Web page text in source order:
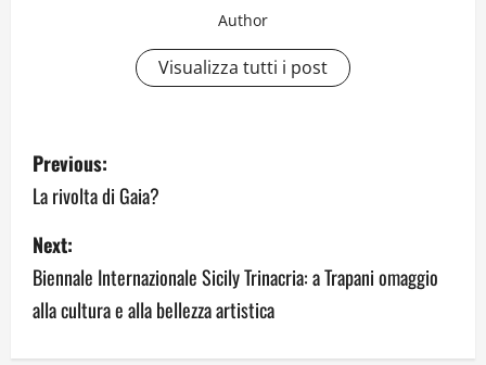
Author
Visualizza tutti i post
P
o
s
t
n
Previous:
La rivolta di Gaia?
Next:
Biennale Internazionale Sicily Trinacria: a Trapani omaggio
alla cultura e alla bellezza artistica